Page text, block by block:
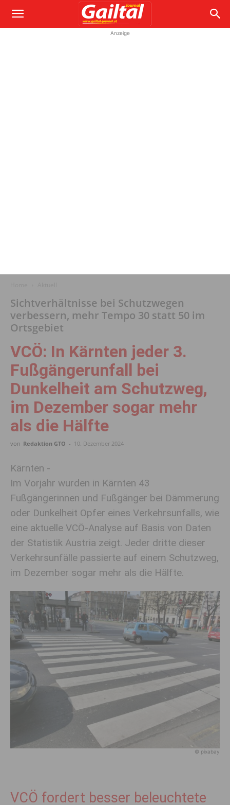
Anzeige
Sichtverhältnisse bei Schutzwegen
verbessern, mehr Tempo 30 statt 50 im
Ortsgebiet
VCÖ: In Kärnten jeder 3.
Fußgängerunfall bei
Dunkelheit am Schutzweg,
im Dezember sogar mehr
als die Hälfte
von Redaktion GTO - 10. Dezember 2024
Kärnten -
Im Vorjahr wurden in Kärnten 43
Fußgängerinnen und Fußgänger bei Dämmerung
oder Dunkelheit Opfer eines Verkehrsunfalls, wie
eine aktuelle VCÖ-Analyse auf Basis von Daten
der Statistik Austria zeigt. Jeder dritte dieser
Verkehrsunfälle passierte auf einem Schutzweg,
im Dezember sogar mehr als die Hälfte.
© pixabay
VCÖ fordert besser beleuchtete